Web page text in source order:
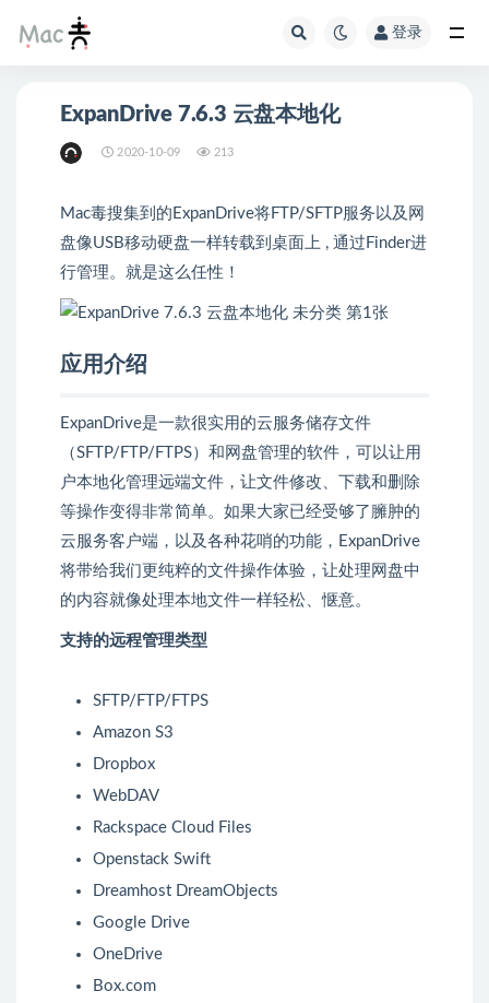
登录
ExpanDrive 7.6.3 云盘本地化
2020-10-09 213
Mac毒搜集到的ExpanDrive将FTP/SFTP服务以及网
盘像USB移动硬盘一样转载到桌面上 , 通过Finder进
行管理。就是这么任性！
应用介绍
ExpanDrive是一款很实用的云服务储存文件
（SFTP/FTP/FTPS）和网盘管理的软件，可以让用
户本地化管理远端文件，让文件修改、下载和删除
等操作变得非常简单。如果大家已经受够了臃肿的
云服务客户端，以及各种花哨的功能，ExpanDrive
将带给我们更纯粹的文件操作体验，让处理网盘中
的内容就像处理本地文件一样轻松、惬意。
支持的远程管理类型
SFTP/FTP/FTPS
Amazon S3
Dropbox
WebDAV
Rackspace Cloud Files
Openstack Swift
Dreamhost DreamObjects
Google Drive
OneDrive
Box.com